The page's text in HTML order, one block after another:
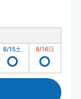
8/15土 8/16日